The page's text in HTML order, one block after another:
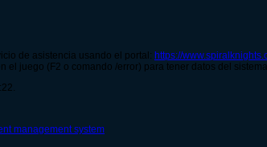
de asistencia usando el portal: https://
el juego (F2 o comando /error) para tener datos del